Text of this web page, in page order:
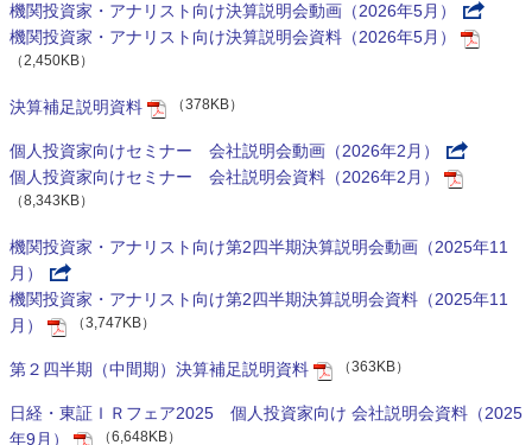
機関投資家・アナリスト向け決算説明会動画（2026年5月）
機関投資家・アナリスト向け決算説明会資料（2026年5月）
（2,450KB）
決算補足説明資料 （378KB）
個人投資家向けセミナー 会社説明会動画（2026年2月）
個人投資家向けセミナー 会社説明会資料（2026年2月）
（8,343KB）
機関投資家・アナリスト向け第2四半期決算説明会動画（2025年11
月）
機関投資家・アナリスト向け第2四半期決算説明会資料（2025年11
月）
（3,747KB）
第２四半期（中間期）決算補足説明資料 （363KB）
日経・東証ＩＲフェア2025 個人投資家向け 会社説明会資料（2025
年9月）
（6,648KB）